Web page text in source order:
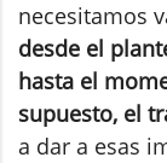
necesitamos
desde el
hasta el
supuesto, el
a dar a esas